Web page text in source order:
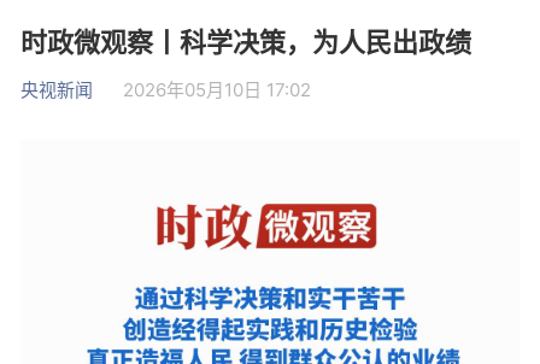
时政微观察丨科学决策，为人民出政绩
央视新闻 2026年05月10日 17:02